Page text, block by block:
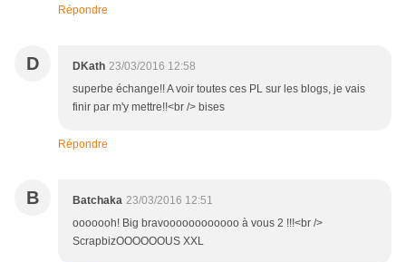
Répondre
D DKath 23/03/2016 12:58
superbe échange!! A voir toutes ces PL sur les blogs, je vais
finir par m'y mettre!!<br /> bises
Répondre
B Batchaka 23/03/2016 12:51
ooooooh! Big bravoooooooooooo à vous 2 !!!<br />
ScrapbizOOOOOOUS XXL